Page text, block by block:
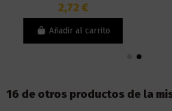
2,72 €
Añadir al carrito
16 de otros productos de la